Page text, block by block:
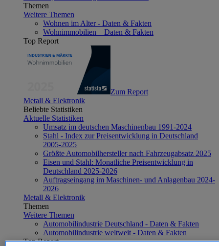
Themen
Weitere Themen
Wohnen im Alter - Daten & Fakten
Wohnimmobilien – Daten & Fakten
Top Report
Zum Report
Metall & Elektronik
Beliebte Statistiken
Aktuelle Statistiken
Umsatz im deutschen Maschinenbau 1991-2024
Stahl - Index zur Preisentwicklung in Deutschland
2005-2025
Größte Automobilhersteller nach Fahrzeugabsatz 2025
Eisen und Stahl: Monatliche Preisentwicklung in
Deutschland 2025-2026
Auftragseingang im Maschinen- und Anlagenbau 2024-
2026
Metall & Elektronik
Themen
Weitere Themen
Automobilindustrie Deutschland - Daten & Fakten
Automobilindustrie weltweit - Daten & Fakten
Top Report